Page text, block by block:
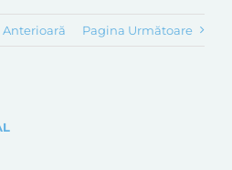
Anterioară Pagina Următoare